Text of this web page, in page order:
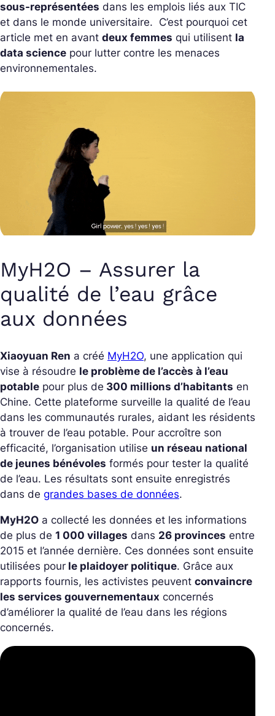
sous-représentées dans les emplois liés aux TIC
et dans le monde universitaire. C’est pourquoi cet
article met en avant deux femmes qui utilisent la
data science pour lutter contre les menaces
environnementales.
MyH2O – Assurer la
qualité de l’eau grâce
aux données
Xiaoyuan Ren a créé MyH2O, une application qui
vise à résoudre le problème de l’accès à l’eau
potable pour plus de 300 millions d’habitants en
Chine. Cette plateforme surveille la qualité de l’eau
dans les communautés rurales, aidant les résidents
à trouver de l’eau potable. Pour accroître son
efficacité, l’organisation utilise un réseau national
de jeunes bénévoles formés pour tester la qualité
de l’eau. Les résultats sont ensuite enregistrés
dans de grandes bases de données.
MyH2O a collecté les données et les informations
de plus de 1 000 villages dans 26 provinces entre
2015 et l’année dernière. Ces données sont ensuite
utilisées pour le plaidoyer politique. Grâce aux
rapports fournis, les activistes peuvent convaincre
les services gouvernementaux concernés
d’améliorer la qualité de l’eau dans les régions
concernés.